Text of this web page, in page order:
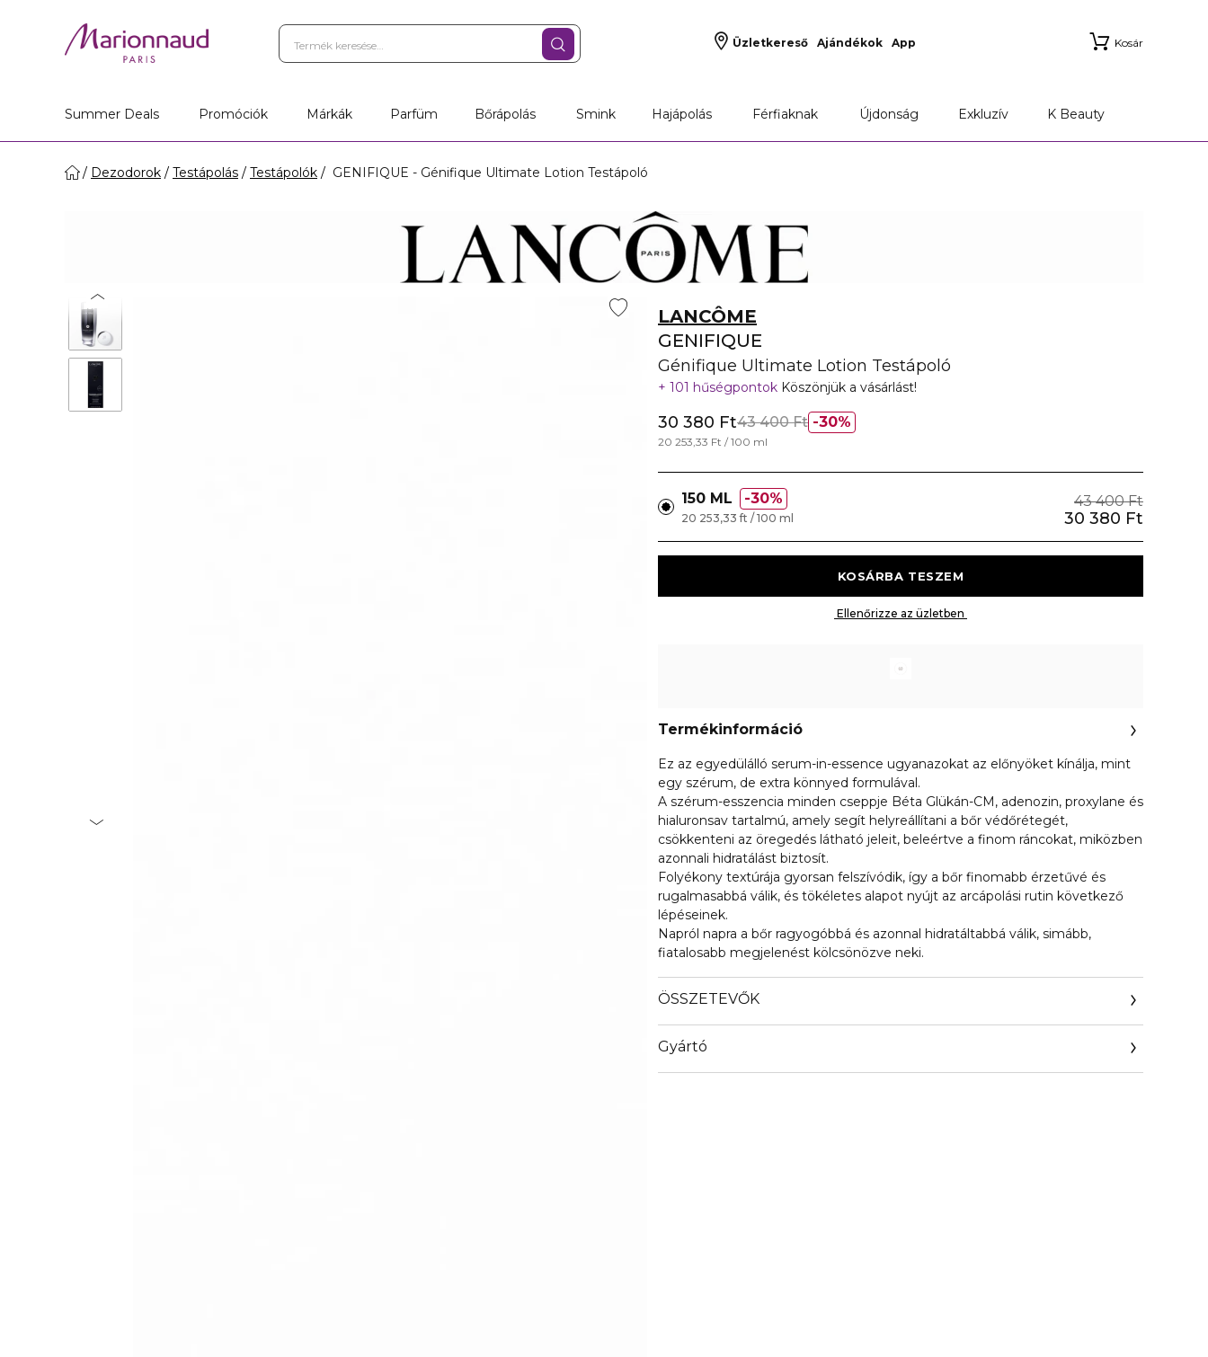
Üzletkereső Ajándékok App Kosár
Summer Deals Promóciók Márkák Parfüm Bőrápolás Smink Hajápolás Férfiaknak Újdonság Exkluzív K Beauty
Dezodorok Testápolás Testápolók GENIFIQUE - Génifique Ultimate Lotion Testápoló
LANCÔME
GENIFIQUE
Génifique Ultimate Lotion Testápoló
101 hűségpontok Köszönjük a vásárlást!
30%
30 380 Ft43 400 Ft
20 253,33 Ft / 100 ml
150 ML 30% 43 400 Ft
30 380 Ft
20 253,33 ft / 100 ml
Termékinformáció
Ez az egyedülálló serum-in-essence ugyanazokat az előnyöket kínálja, mint
egy szérum, de extra könnyed formulával.
A szérum-esszencia minden cseppje Béta Glükán-CM, adenozin, proxylane és
hialuronsav tartalmú, amely segít helyreállítani a bőr védőrétegét,
csökkenteni az öregedés látható jeleit, beleértve a finom ráncokat, miközben
azonnali hidratálást biztosít.
Folyékony textúrája gyorsan felszívódik, így a bőr finomabb érzetűvé és
rugalmasabbá válik, és tökéletes alapot nyújt az arcápolási rutin következő
lépéseinek.
Napról napra a bőr ragyogóbbá és azonnal hidratáltabbá válik, simább,
fiatalosabb megjelenést kölcsönözve neki.
ÖSSZETEVŐK
Gyártó